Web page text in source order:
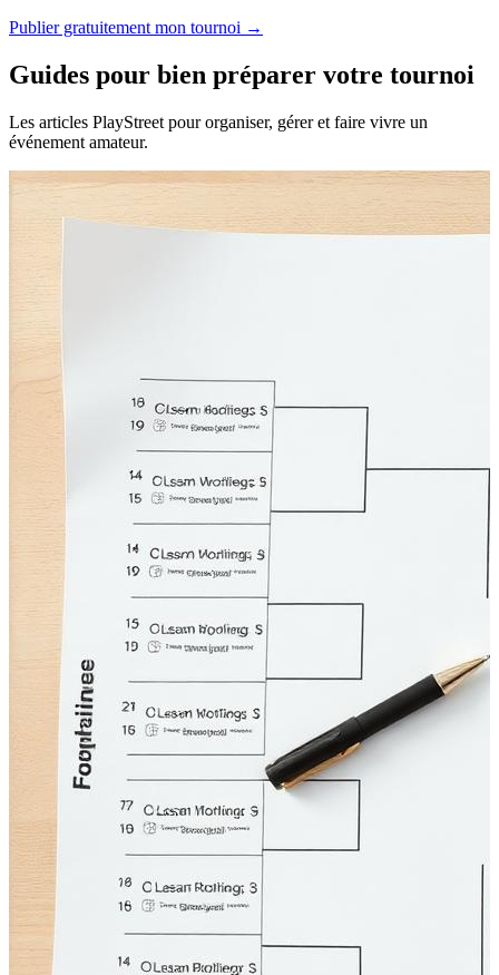
Publier gratuitement mon tournoi →
Guides pour bien préparer votre tournoi
Les articles PlayStreet pour organiser, gérer et faire vivre un
événement amateur.